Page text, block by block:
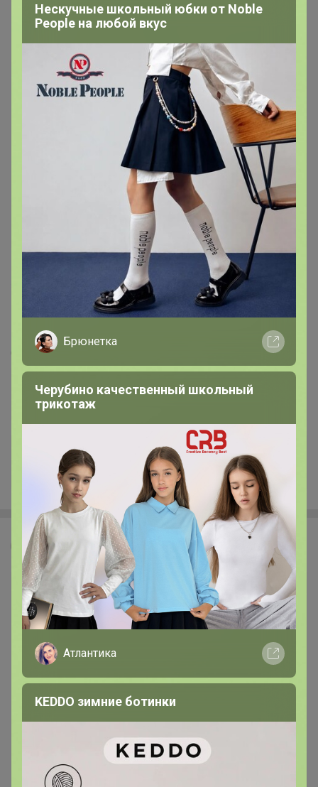
177.9K 9.5K
Отливанты нишевой парфюмерии. Летние
Дозаказ до 10 августа
+119
Леныра
Нескучные школьный юбки от Nоblе
Реoplе на любой вкус
Брюнетка
Черубино качественный школьный
трикотаж
Атлантика
KEDDO зимние ботинки